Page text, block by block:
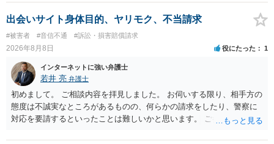
出会いサイト身体目的、ヤリモク、不当請求
#被害者 #音信不通 #訴訟・損害賠償請求
2026年8月8日 役にたった 1
インターネットに強い弁護士
若井 亮 弁護士
初めまして。 ご相談内容を拝見しました。 お伺いする限り、相手方の
態度は不誠実なところがあるものの、何らかの請求をしたり、警察に
対応を要請するといったことは難しいかと思います。 ご参考になれば